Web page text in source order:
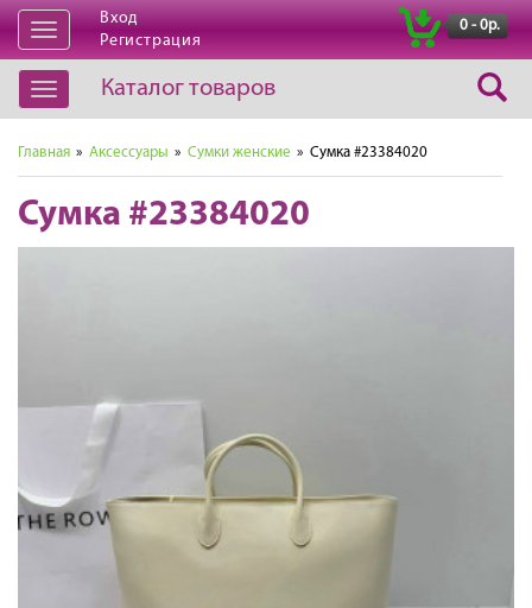
Открыть
навигацию
Вход
Регистрация
0 - 0р.
Открыть
навигацию
Каталог товаров
Главная » Аксессуары » Сумки женские » Сумка #23384020
Сумка #23384020